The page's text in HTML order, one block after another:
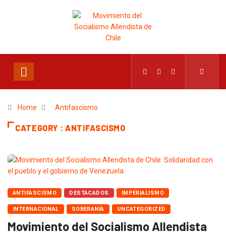
Home Antifascismo
CATEGORY : ANTIFASCISMO
ANTIFASCISMO DESTACADOS IMPERIALISMO
INTERNACIONAL SOBERANÍA UNCATEGORIZED
Movimiento del Socialismo Allendista